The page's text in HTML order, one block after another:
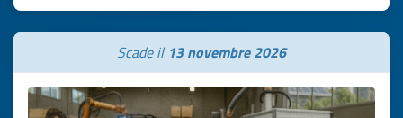
Scade il 13 novembre 2026